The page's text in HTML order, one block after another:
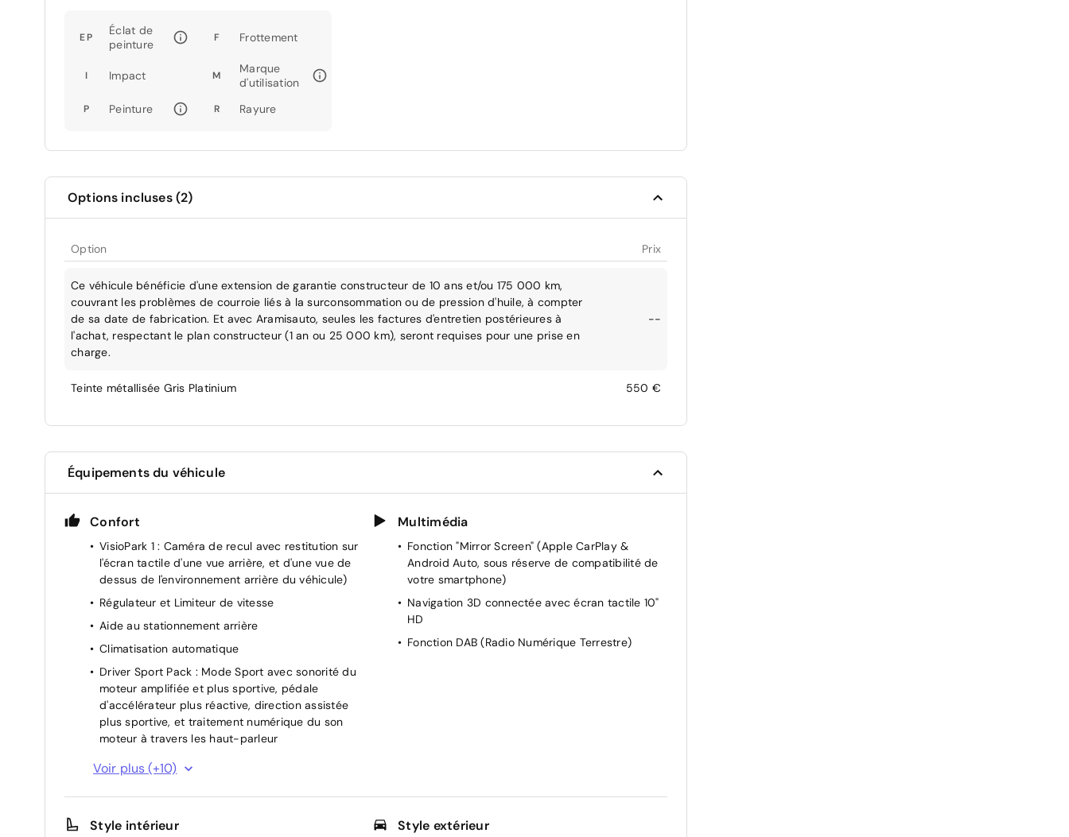
EP
Éclat de
peinture
F Frottement
I Impact M
Marque
d'utilisation
P Peinture R Rayure
Options incluses (2)
Option Prix
Ce véhicule bénéficie d'une extension de garantie constructeur de 10 ans et/ou 175 000 km,
couvrant les problèmes de courroie liés à la surconsommation ou de pression d'huile, à compter
de sa date de fabrication. Et avec Aramisauto, seules les factures d'entretien postérieures à
l'achat, respectant le plan constructeur (1 an ou 25 000 km), seront requises pour une prise en
charge.
--
Teinte métallisée Gris Platinium 550 €
Équipements du véhicule
Confort
VisioPark 1 : Caméra de recul avec restitution sur
l'écran tactile d'une vue arrière, et d'une vue de
dessus de l'environnement arrière du véhicule)
Régulateur et Limiteur de vitesse
Aide au stationnement arrière
Climatisation automatique
Driver Sport Pack : Mode Sport avec sonorité du
moteur amplifiée et plus sportive, pédale
d'accélérateur plus réactive, direction assistée
plus sportive, et traitement numérique du son
moteur à travers les haut-parleur
Start & Stop
électriquement
Rétroviseurs extérieurs chauffants électriques
Voir plus (+10)
Multimédia
Fonction "Mirror Screen" (Apple CarPlay &
Android Auto, sous réserve de compatibilité de
votre smartphone)
Navigation 3D connectée avec écran tactile 10"
HD
Fonction DAB (Radio Numérique Terrestre)
Style intérieur Style extérieur